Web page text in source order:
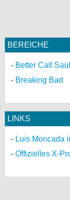
BEREICHE
Better Call Saul
Breaking Bad
LINKS
Luis Moncada
Offizielles X-